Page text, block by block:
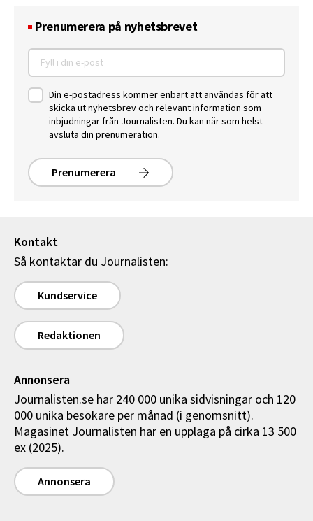
Prenumerera på nyhetsbrevet
Din e-postadress kommer enbart att användas för att
skicka ut nyhetsbrev och relevant information som
inbjudningar från Journalisten. Du kan när som helst
avsluta din prenumeration.
Prenumerera
Kontakt
Så kontaktar du Journalisten:
Kundservice
Redaktionen
Annonsera
Journalisten.se har 240 000 unika sidvisningar och 120
000 unika besökare per månad (i genomsnitt).
Magasinet Journalisten har en upplaga på cirka 13 500
ex (2025).
Annonsera